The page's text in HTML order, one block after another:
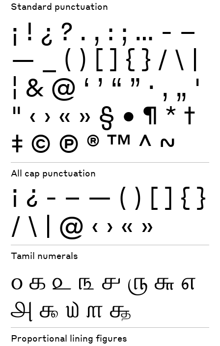
Standard punctuation
¡ ! ¿ ? . , : ; … - –
—
( ) [ ] { } / \ |
¦ & @ ‘ ’ “ ” · ‚ „ '
" ‹ › « » § • ¶ * †
‡ © Ⓟ ® ™ ^ ~
All cap punctuation
¡ ¿ - – — ( ) [ ] { }
/ \ | @ ‹ › « »
Tamil numerals
௦ ௧ ௨ ௩ ௪ ௫ ௬ ௭
௮ ௯ ௰ ௱ ௲
Proportional lining figures